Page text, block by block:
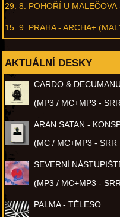
29. 8. POHOŘÍ U MALEČOVA
15. 9. PRAHA - ARCHA+
AKTUÁLNÍ DESKY
CARDO &
(MP3 / MC+MP3 -
ARAN SATAN -
(MC / MC+MP3 - SRR
SEVERNÍ
(MP3 / MC+MP3 -
PALMA - TĚLESO